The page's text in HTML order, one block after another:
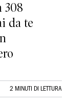
308
da te
2 MINUTI DI LETTURA